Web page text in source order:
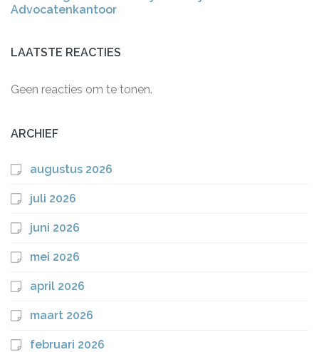
Advocatenkantoor
LAATSTE REACTIES
Geen reacties om te tonen.
ARCHIEF
augustus 2026
juli 2026
juni 2026
mei 2026
april 2026
maart 2026
februari 2026